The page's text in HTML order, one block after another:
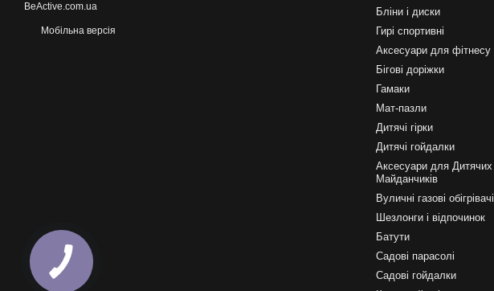
BeActive.com.ua
Мобільна версія
Бліни і диски
Гирі спортивні
Аксесуари для фітнесу
Бігові доріжки
Гамаки
Мат-пазли
Дитячі гірки
Дитячі гойдалки
Аксесуари для Дитячих
Майданчиків
Вуличні газові обігрівачі
Шезлонги і відпочинок
Батути
Садові парасолі
Садові гойдалки